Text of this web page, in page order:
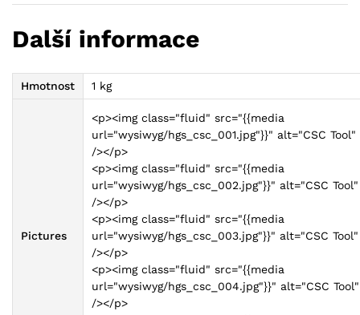
Další informace
Hmotnost 1 kg
Pictures
<p><img class="fluid" src="{{media
url="wysiwyg/hgs_csc_001.jpg"}}" alt="CSC
/></p>
<p><img class="fluid" src="{{media
url="wysiwyg/hgs_csc_002.jpg"}}" alt="CSC
/></p>
<p><img class="fluid" src="{{media
url="wysiwyg/hgs_csc_003.jpg"}}" alt="CSC
/></p>
<p><img class="fluid" src="{{media
url="wysiwyg/hgs_csc_004.jpg"}}" alt="CSC
/></p>